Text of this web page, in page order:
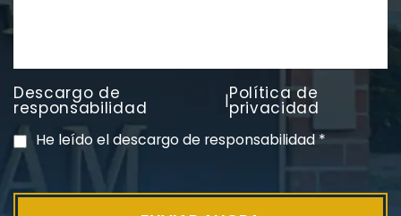
PVC Cloruro de polivinilo
Exposición
Descargo de
responsabilidad |Política de
privacidad
He leído el descargo de responsabilidad*